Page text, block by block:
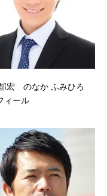
宏 のなか ふみひろ
ィール